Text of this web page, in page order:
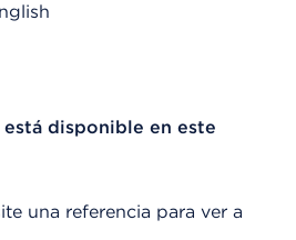
disponible en este
una referencia para ver a